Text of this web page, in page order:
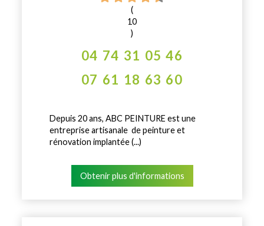
(
10
)
04 74 31 05 46
07 61 18 63 60
Depuis 20 ans, ABC PEINTURE est une
entreprise artisanale de peinture et
rénovation implantée (...)
Obtenir plus d'informations